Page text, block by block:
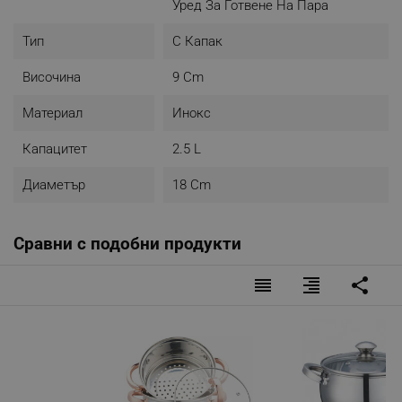
Уред За Готвене На Пара
Тип С Капак
Височина 9 Cm
Материал Инокс
Капацитет 2.5 L
Диаметър 18 Cm
Сравни с подобни продукти
reorder format_align_right share